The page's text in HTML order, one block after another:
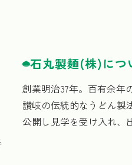
石丸製麺(株)につ
創業明治37年。百有余年
讃岐の伝統的なうどん製
公開し見学を受け入れ、